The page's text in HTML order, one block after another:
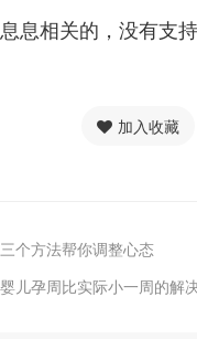
息相关的，没有支
加入收藏
个方法帮你调整心态
儿孕周比实际小一周的解